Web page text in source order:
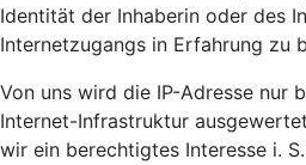
Identität der Inhaberin oder des
Internetzugangs in Erfahrung zu
Von uns wird die IP-Adresse nur
Internet-Infrastruktur
wir ein berechtigtes Interesse i.